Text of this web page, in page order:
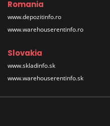
Romania
www.depozitinfo.ro
www.warehouserentinfo.ro
Slovakia
www.skladinfo.sk
www.warehouserentinfo.sk